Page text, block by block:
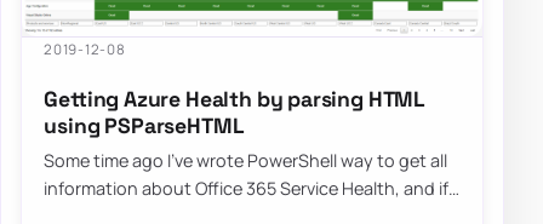
2019-12-08
Getting Azure Health by parsing HTML
using PSParseHTML
Some time ago I’ve wrote PowerShell way to get all
information about Office 365 Service Health, and if